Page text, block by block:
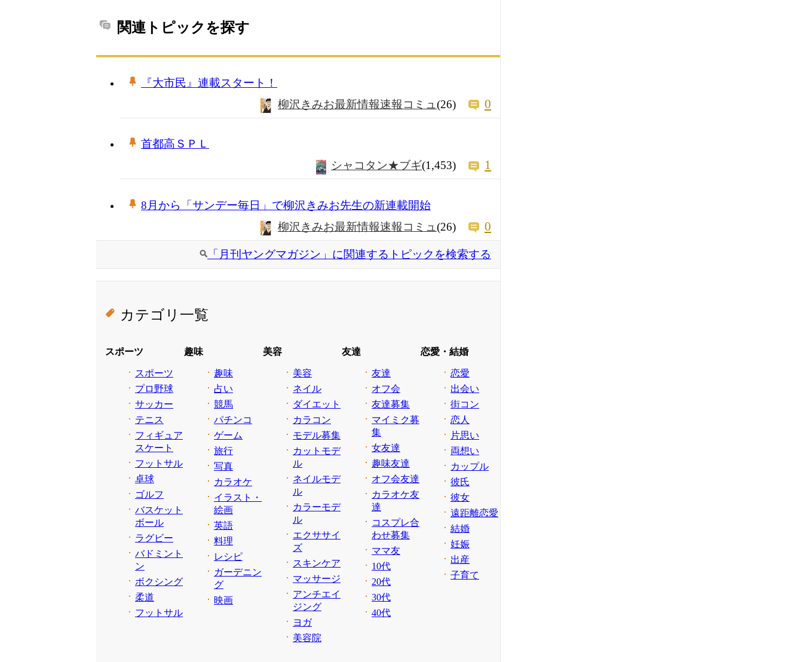
関連トピックを探す
『大市民』連載スタート！
柳沢きみお最新情報速報コミュ (26) 0
首都高ＳＰＬ
シャコタン★ブギ(1,453) 1
8月から「サンデー毎日」で柳沢きみお先生の新連載開始
柳沢きみお最新情報速報コミュ (26) 0
「月刊ヤングマガジン」に関連するトピックを検索する
カテゴリ一覧
スポーツ
スポーツ
プロ野球
サッカー
テニス
フィギュア
スケート
フットサル
卓球
ゴルフ
バスケット
ボール
ラグビー
バドミント
ン
ボクシング
柔道
フットサル
趣味
趣味
占い
競馬
パチンコ
ゲーム
旅行
写真
カラオケ
イラスト・
絵画
英語
料理
レシピ
ガーデニン
グ
映画
美容
美容
ネイル
ダイエット
カラコン
モデル募集
カットモデ
ル
ネイルモデ
ル
カラーモデ
ル
エクササイ
ズ
スキンケア
マッサージ
アンチエイ
ジング
ヨガ
美容院
友達
友達
オフ会
友達募集
マイミク募
集
女友達
趣味友達
オフ会友達
カラオケ友
達
コスプレ合
わせ募集
ママ友
10代
20代
30代
40代
恋愛・結婚
恋愛
出会い
街コン
恋人
片思い
両想い
カップル
彼氏
彼女
遠距離恋愛
結婚
妊娠
出産
子育て